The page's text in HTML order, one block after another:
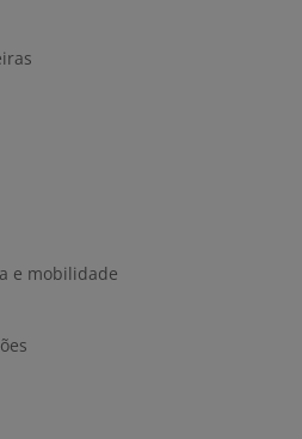
e mobilidade